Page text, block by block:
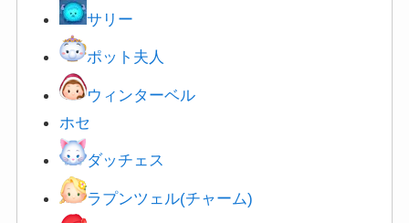
サリー
ポット夫人
ウィンターベル
ホセ
ダッチェス
ラプンツェル(チャーム)